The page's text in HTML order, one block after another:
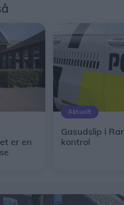
er en
Aktuelt
Gasudslip i
kontrol